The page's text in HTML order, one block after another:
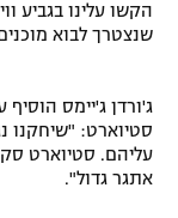
הקשו עלינו בגביע
שנצטרך לבוא
ג'ורדן ג'יימס
סטיוארט: "שיחקנו
עליהם. סטיוארט
אתגר גדול".